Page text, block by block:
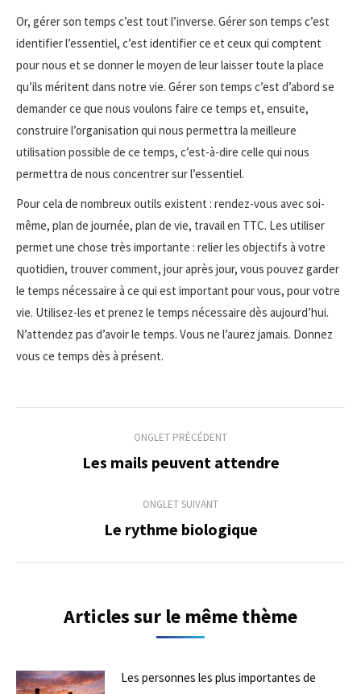
Or, gérer son temps c’est tout l’inverse. Gérer son temps c’est
identifier l’essentiel, c’est identifier ce et ceux qui comptent
pour nous et se donner le moyen de leur laisser toute la place
qu’ils méritent dans notre vie. Gérer son temps c’est d’abord se
demander ce que nous voulons faire ce temps et, ensuite,
construire l’organisation qui nous permettra la meilleure
utilisation possible de ce temps, c’est-à-dire celle qui nous
permettra de nous concentrer sur l’essentiel.
Pour cela de nombreux outils existent : rendez-vous avec soi-
même, plan de journée, plan de vie, travail en TTC. Les utiliser
permet une chose très importante : relier les objectifs à votre
quotidien, trouver comment, jour après jour, vous pouvez garder
le temps nécessaire à ce qui est important pour vous, pour votre
vie. Utilisez-les et prenez le temps nécessaire dès aujourd’hui.
N’attendez pas d’avoir le temps. Vous ne l’aurez jamais. Donnez
vous ce temps dès à présent.
commentaire
ONGLET PRÉCÉDENT
Onglet
Les mails peuvent attendre
ONGLET SUIVANT
Onglet
Le rythme biologique
Articles sur le même thème
Les personnes les plus importantes de